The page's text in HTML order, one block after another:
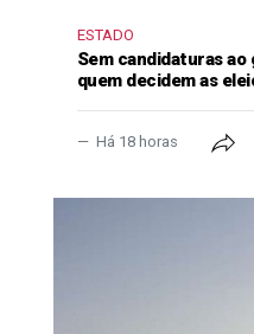
ESTADO
Sem candidaturas
quem decidem as
Há 18 horas